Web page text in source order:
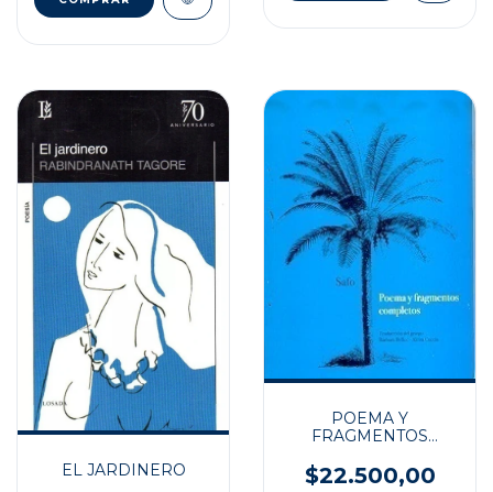
EL JARDINERO
POEMA Y
FRAGMENTOS
$22.500,00